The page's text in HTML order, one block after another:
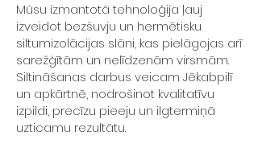
Mūsu izmantotā tehnoloģija ļauj
izveidot bezšuvju un hermētisku
siltumizolācijas slāni, kas pielāgojas arī
sarežģītām un nelīdzenām virsmām.
Siltināšanas darbus veicam Jēkabpilī
un apkārtnē, nodrošinot kvalitatīvu
izpildi, precīzu pieeju un ilgtermiņā
uzticamu rezultātu.